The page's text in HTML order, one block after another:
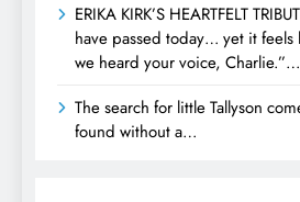
ERIKA KIRK’S HEARTFELT
have passed today… yet it feels
we heard your voice, Charlie.”…
The search for little Tallyson
found without a…